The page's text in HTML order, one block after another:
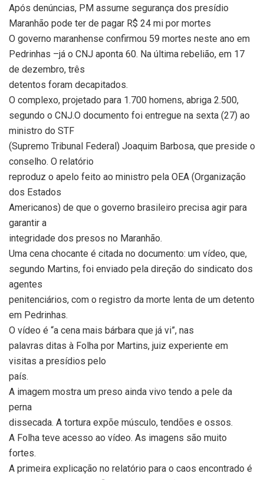
Após denúncias, PM assume segurança dos presídio
Maranhão pode ter de pagar R$ 24 mi por mortes
O governo maranhense confirmou 59 mortes neste ano em
Pedrinhas –já o CNJ aponta 60. Na última rebelião, em 17
de dezembro, três
detentos foram decapitados.
O complexo, projetado para 1.700 homens, abriga 2.500,
segundo o CNJ.O documento foi entregue na sexta (27) ao
ministro do STF
(Supremo Tribunal Federal) Joaquim Barbosa, que preside o
conselho. O relatório
reproduz o apelo feito ao ministro pela OEA (Organização
dos Estados
Americanos) de que o governo brasileiro precisa agir para
garantir a
integridade dos presos no Maranhão.
Uma cena chocante é citada no documento: um vídeo, que,
segundo Martins, foi enviado pela direção do sindicato dos
agentes
penitenciários, com o registro da morte lenta de um detento
em Pedrinhas.
O vídeo é “a cena mais bárbara que já vi”, nas
palavras ditas à Folha por Martins, juiz experiente em
visitas a presídios pelo
país.
A imagem mostra um preso ainda vivo tendo a pele da
perna
dissecada. A tortura expõe músculo, tendões e ossos.
A Folha teve acesso ao vídeo. As imagens são muito
fortes.
A primeira explicação no relatório para o caos encontrado é